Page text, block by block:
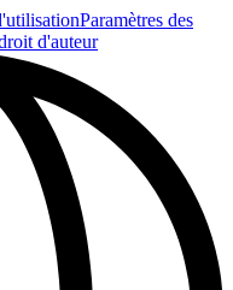
Paramètres des
d'auteur